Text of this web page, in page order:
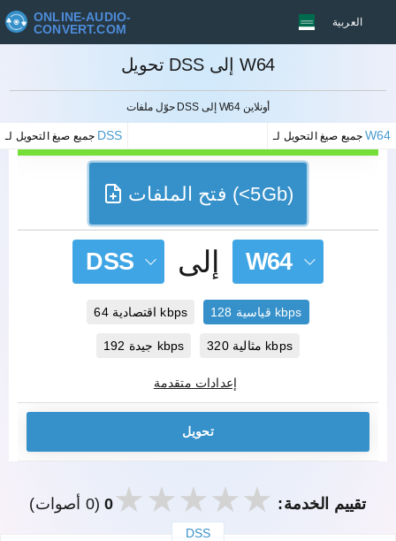
ONLINE-AUDIO-
CONVERT.COM
العربية
تحويل DSS إلى W64
حوّل ملفات DSS إلى W64 أونلاين
DSS جميع صيغ التحويل لـW64
إلغاء
فتح الملفات (<5Gb)
DSS إلى W64
اقتصادية 64 kbps قياسية 128 kbps
جيدة 192 kbps مثالية 320 kbps
إعدادات متقدمة
تحويل
تقييم الخدمة: 0(0 أصوات)
DSS